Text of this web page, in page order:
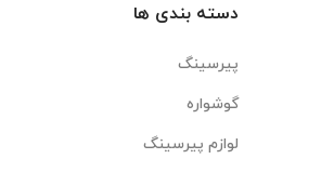
دسته بندی ها
پیرسینگ
گوشواره
لوازم پیرسینگ